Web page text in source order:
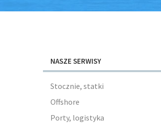
NASZE SERWISY
Stocznie, statki
Offshore
Porty, logistyka